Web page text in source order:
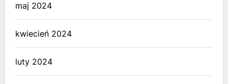
maj 2024
kwiecień 2024
luty 2024